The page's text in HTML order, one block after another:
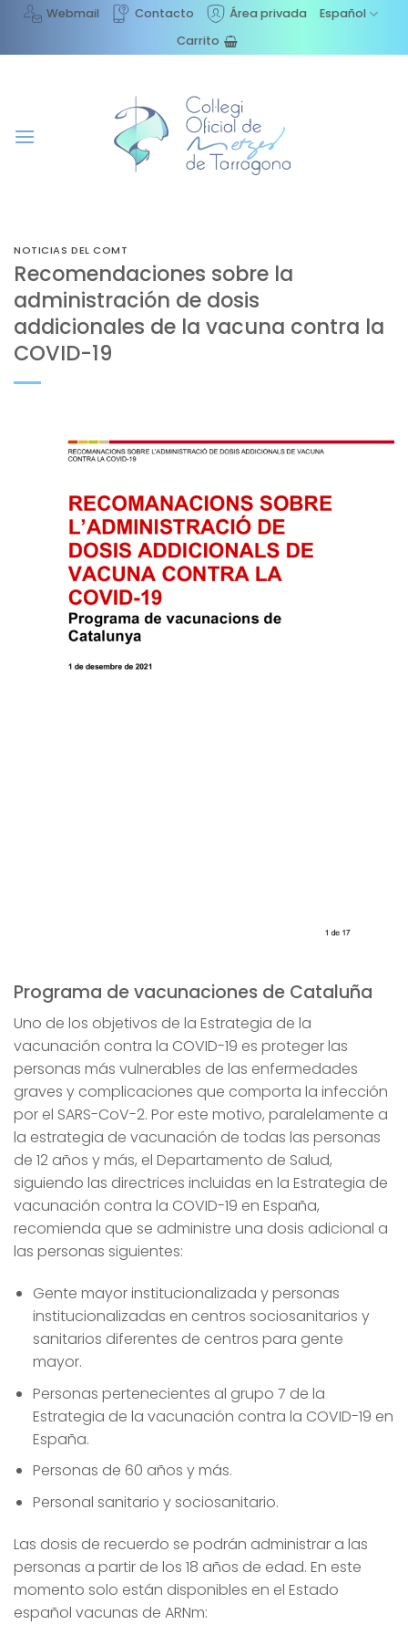
Saltar
contenido
Webmail Contacto Área privada
Español
Carrito
NOTICIAS DEL COMT
Recomendaciones sobre la
administración de dosis
addicionales de la vacuna contra la
COVID-19
Programa de vacunaciones de Cataluña
Uno de los objetivos de la Estrategia de la
vacunación contra la COVID-19 es proteger las
personas más vulnerables de las enfermedades
graves y complicaciones que comporta la infección
por el SARS-CoV-2. Por este motivo, paralelamente a
la estrategia de vacunación de todas las personas
de 12 años y más, el Departamento de Salud,
siguiendo las directrices incluidas en la Estrategia de
vacunación contra la COVID-19 en España,
recomienda que se administre una dosis adicional a
las personas siguientes:
Gente mayor institucionalizada y personas
institucionalizadas en centros sociosanitarios y
sanitarios diferentes de centros para gente
mayor.
Personas pertenecientes al grupo 7 de la
Estrategia de la vacunación contra la COVID-19 en
España.
Personas de 60 años y más.
Personal sanitario y sociosanitario.
Las dosis de recuerdo se podrán administrar a las
personas a partir de los 18 años de edad. En este
momento solo están disponibles en el Estado
español vacunas de ARNm: